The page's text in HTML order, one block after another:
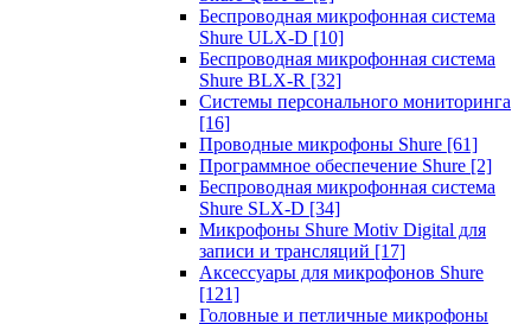
Беспроводная микрофонная система
Shure ULX-D [10]
Беспроводная микрофонная система
Shure BLX-R [32]
Системы персонального мониторинга
[16]
Проводные микрофоны Shure [61]
Программное обеспечение Shure [2]
Беспроводная микрофонная система
Shure SLX-D [34]
Микрофоны Shure Motiv Digital для
записи и трансляций [17]
Аксессуары для микрофонов Shure
[121]
Головные и петличные микрофоны